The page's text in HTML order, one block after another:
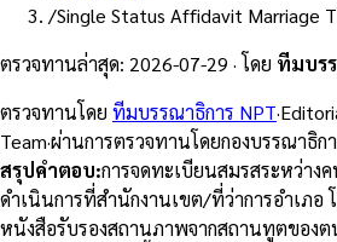
/Single Status Affidavit Marriage
ตรวจทานล่าสุด: 2026-07-29 · โดย ทีมบร
ตรวจทานโดย ทีมบรรณาธิการ NPT·
Team·ผ่านการตรวจทานโดยกองบรรณาธิก
สรุปคำตอบ:การจดทะเบียนสมรสระหว่าง
ดำเนินการที่สำนักงานเขต/ที่ว่าการอำเภอ
หนังสือรับรองสถานภาพจากสถานทูตของ